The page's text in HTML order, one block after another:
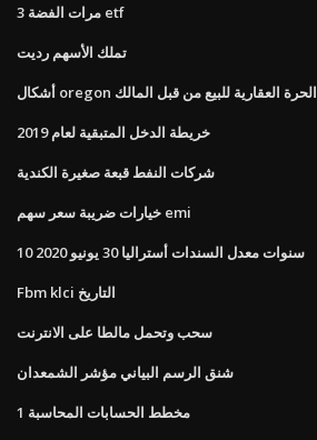
3 مرات الفضة etf
تملك الأسهم رديت
أشكال oregon الحرة العقارية للبيع من قبل المالك
خريطة الدخل المتبقية لعام 2019
شركات النفط قبعة صغيرة الكندية
خيارات ضريبة سعر سهم emi
10 سنوات معدل السندات أستراليا 30 يونيو 2020
Fbm klci التاريخ
سحب وتحمل مالطا على الانترنت
شنق الرسم البياني مؤشر الشمعدان
مخطط الحسابات المحاسبة 1